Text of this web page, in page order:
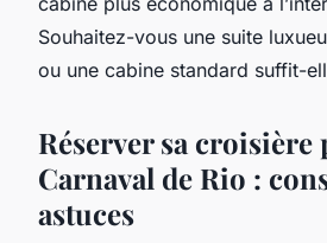
Souhaitez-vous une suite
ou une cabine standard suffit-
Réserver sa croisière
Carnaval de Rio :
astuces